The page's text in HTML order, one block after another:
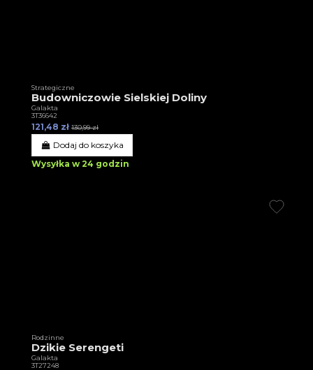
Strategiczne
Budowniczowie Sielskiej Doliny
Galakta
3T36642
121,48 zł 130,99 zł
Dodaj do koszyka
Wysyłka w 24 godzin
Rodzinne
Dzikie Serengeti
Galakta
3T27248